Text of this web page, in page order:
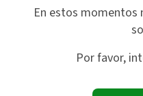
En estos
Por favor,